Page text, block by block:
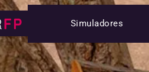
Simuladores